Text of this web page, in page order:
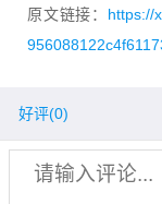
原文链接： https://
好评(0)